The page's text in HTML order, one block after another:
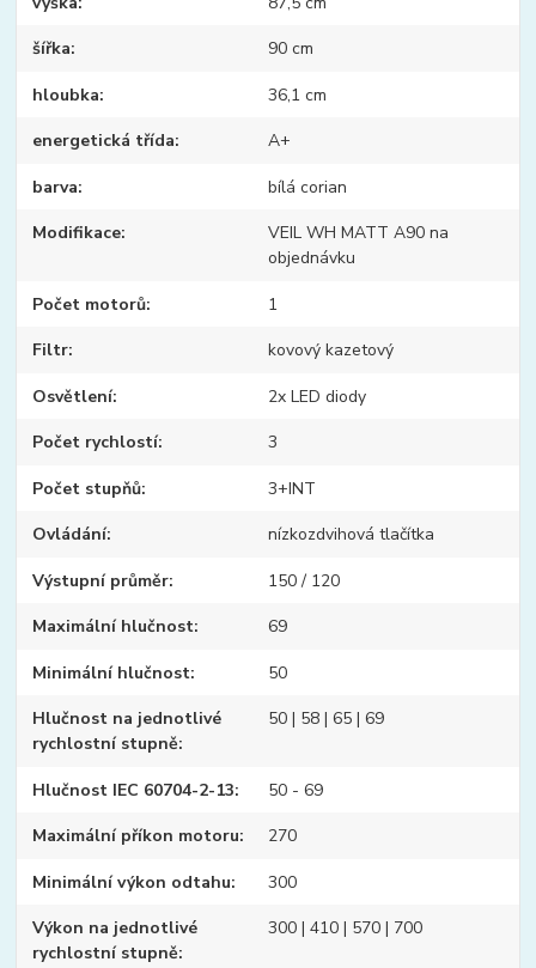
šířka 90 cm
hloubka 36,1 cm
energetická třída A+
barva bílá corian
Modifikace
VEIL WH MATT A90 na
objednávku
Počet motorů 1
Filtr kovový kazetový
Osvětlení 2x LED diody
Počet rychlostí 3
Počet stupňů 3+INT
Ovládání nízkozdvihová tlačítka
Výstupní průměr 150 / 120
Maximální hlučnost 69
Minimální hlučnost 50
Hlučnost na jednotlivé
rychlostní stupně
50 | 58 | 65 | 69
Hlučnost IEC 60704-2-13 50 - 69
Maximální příkon motoru 270
Minimální výkon odtahu 300
Výkon na jednotlivé
rychlostní stupně
300 | 410 | 570 | 700